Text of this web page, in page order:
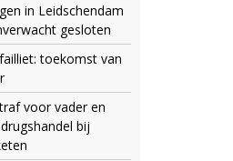
in Leidschendam
gesloten
toekomst van
voor vader en
bij